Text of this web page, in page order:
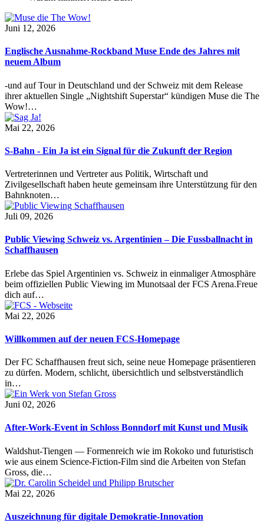
Juni 12, 2026
Englische Ausnahme-Rockband Muse Ende des Jahres mit
neuem Album
-und auf Tour in Deutschland und der Schweiz mit dem Release
ihrer aktuellen Single „Nightshift Superstar“ kündigen Muse die The
Wow!…
Mai 22, 2026
S-Bahn - Ein Ja ist ein Signal für die Zukunft der Region
Vertreterinnen und Vertreter aus Politik, Wirtschaft und
Zivilgesellschaft haben heute gemeinsam ihre Unterstützung für den
Bahnknoten…
Juli 09, 2026
Public Viewing Schweiz vs. Argentinien – Die Fussballnacht in
Schaffhausen
Erlebe das Spiel Argentinien vs. Schweiz in einmaliger Atmosphäre
beim offiziellen Public Viewing im Munotsaal der FCS Arena.Freue
dich auf…
Mai 22, 2026
Willkommen auf der neuen FCS-Homepage
Der FC Schaffhausen freut sich, seine neue Homepage präsentieren
zu dürfen. Modern, schlicht, übersichtlich und selbstverständlich
in…
Juni 02, 2026
After-Work-Event in Schloss Bonndorf mit Kunst und Musik
Waldshut-Tiengen — Formenreich wie im Rokoko und futuristisch
wie aus einem Science-Fiction-Film sind die Arbeiten von Stefan
Gross, die…
Mai 22, 2026
Auszeichnung für digitale Demokratie-Innovation